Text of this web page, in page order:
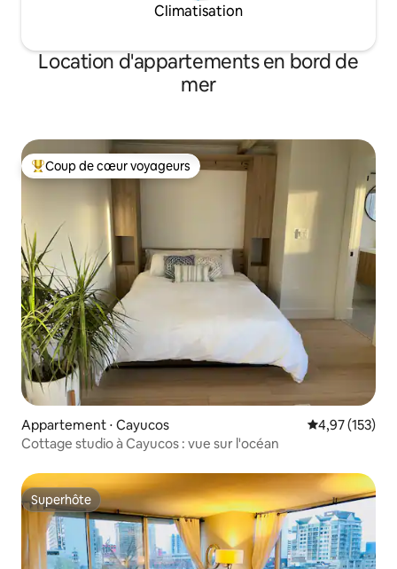
Climatisation
Location d'appartements en bord de
mer
Coups de cœur voyageurs les plus appréciés
Coup de cœur voyageurs
Appartement ⋅ Cayucos Évaluation
4,97 (153)
Cottage studio à Cayucos : vue sur l'océan
Superhôte
Superhôte